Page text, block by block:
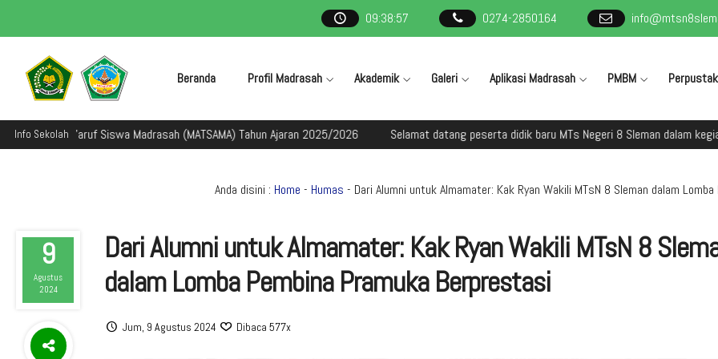
09:38:58 0274-2850164
Beranda Profil Madrasah Akademik Galeri Aplikasi Madrasah PMBM
Info Sekolah
Siswa Madrasah (MATSAMA) Tahun Ajaran 2025/2026 Selamat datang peserta didik baru MTs Negeri 8 Sleman dalam kegiatan Masa
Anda disini : Home - Humas - Dari Alumni untuk Almamater: Kak Ryan Wakili MTsN 8 Sleman dalam
9
Agustus
2024
Dari Alumni untuk Almamater: Kak Ryan Wakili MTsN 8
dalam Lomba Pembina Pramuka Berprestasi
Jum, 9 Agustus 2024 Dibaca 577x